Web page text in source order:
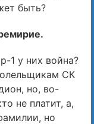
быть?
1 у них война?
СК
но, во-
не платит, а,
но